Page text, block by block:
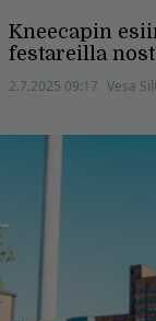
Kneecapin
festareilla
2.7.2025 09:17 Vesa